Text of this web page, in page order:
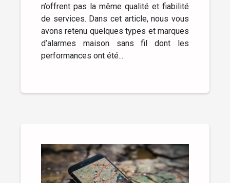
n’offrent pas la même qualité et fiabilité
de services. Dans cet article, nous vous
avons retenu quelques types et marques
d’alarmes maison sans fil dont les
performances ont été...